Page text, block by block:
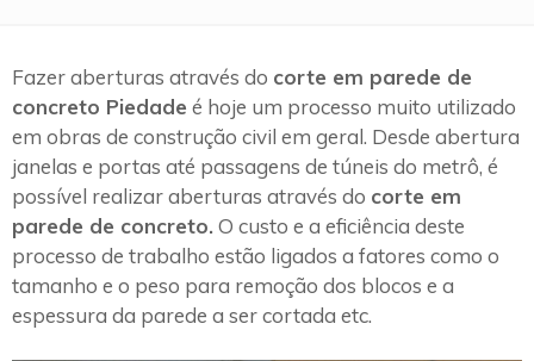
Fazer aberturas através do corte em parede de
concreto Piedade é hoje um processo muito utilizado
em obras de construção civil em geral. Desde abertura
janelas e portas até passagens de túneis do metrô, é
possível realizar aberturas através do corte em
parede de concreto. O custo e a eficiência deste
processo de trabalho estão ligados a fatores como o
tamanho e o peso para remoção dos blocos e a
espessura da parede a ser cortada etc.